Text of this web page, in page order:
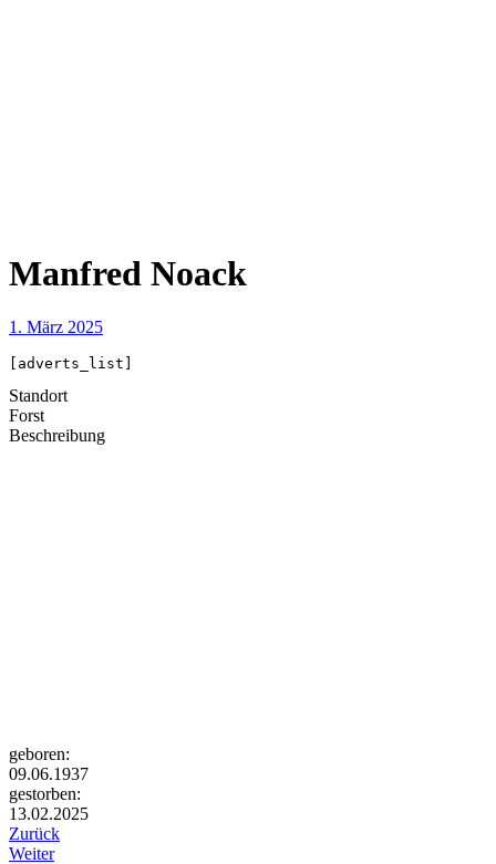
Manfred Noack
1. März 2025
[adverts_list]
Standort
Forst
Beschreibung
geboren:
09.06.1937
gestorben:
13.02.2025
Zurück
Weiter